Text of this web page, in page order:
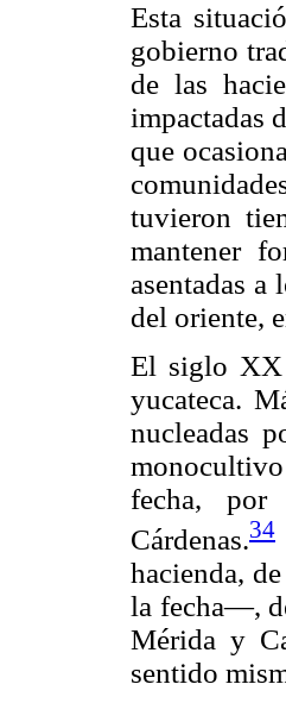
Esta
gobierno
de las
impactadas
que
tuvieron
mantener
asentadas
del oriente,
El siglo XX
yucateca.
nucleadas
fecha, por
Cárdenas.34
hacienda,
la fecha—,
Mérida y
sentido